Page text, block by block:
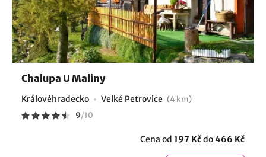
Chalupa U Maliny
Královéhradecko Velké Petrovice (4 km)
9/10
Cena od 197 Kčdo466 Kč